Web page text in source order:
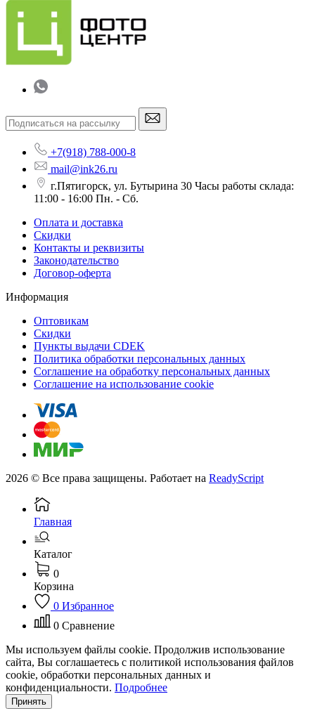
+7(918) 788-000-8
mail@ink26.ru
г.Пятигорск, ул. Бутырина 30 Часы работы склада:
11:00 - 16:00 Пн. - Сб.
Оплата и доставка
Скидки
Контакты и реквизиты
Законодательство
Договор-оферта
Информация
Оптовикам
Скидки
Пункты выдачи CDEK
Политика обработки персональных данных
Соглашение на обработку персональных данных
Соглашение на использование cookie
2026 © Все права защищены. Работает на ReadyScript
Главная
Каталог
0
Корзина
0 Избранное
0 Сравнение
Мы используем файлы cookie. Продолжив использование
сайта, Вы соглашаетесь с политикой использования файлов
cookie, обработки персональных данных и
конфиденциальности. Подробнее
Принять